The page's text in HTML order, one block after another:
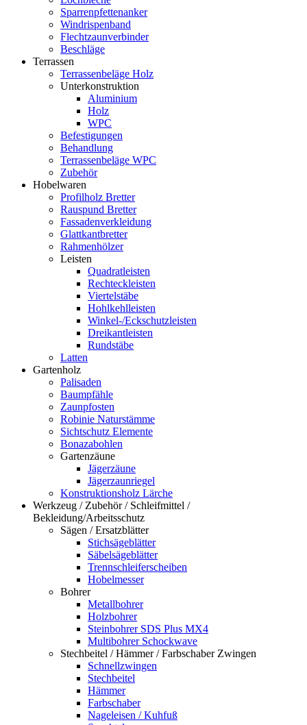
Sparrenpfettenanker
Windrispenband
Flechtzaunverbinder
Beschläge
Terrassen
Terrassenbeläge Holz
Unterkonstruktion
Aluminium
Holz
WPC
Befestigungen
Behandlung
Terrassenbeläge WPC
Zubehör
Hobelwaren
Profilholz Bretter
Rauspund Bretter
Fassadenverkleidung
Glattkantbretter
Rahmenhölzer
Leisten
Quadratleisten
Rechteckleisten
Viertelstäbe
Hohlkehlleisten
Winkel-/Eckschutzleisten
Dreikantleisten
Rundstäbe
Latten
Gartenholz
Palisaden
Baumpfähle
Zaunpfosten
Robinie Naturstämme
Sichtschutz Elemente
Bonazabohlen
Gartenzäune
Jägerzäune
Jägerzaunriegel
Konstruktionsholz Lärche
Werkzeug / Zubehör / Schleifmittel /
Bekleidung/Arbeitsschutz
Sägen / Ersatzblätter
Stichsägeblätter
Säbelsägeblätter
Trennschleiferscheiben
Hobelmesser
Bohrer
Metallbohrer
Holzbohrer
Steinbohrer SDS Plus MX4
Multibohrer Schockwave
Stechbeitel / Hämmer / Farbschaber Zwingen
Schnellzwingen
Stechbeitel
Hämmer
Farbschaber
Nageleisen / Kuhfuß